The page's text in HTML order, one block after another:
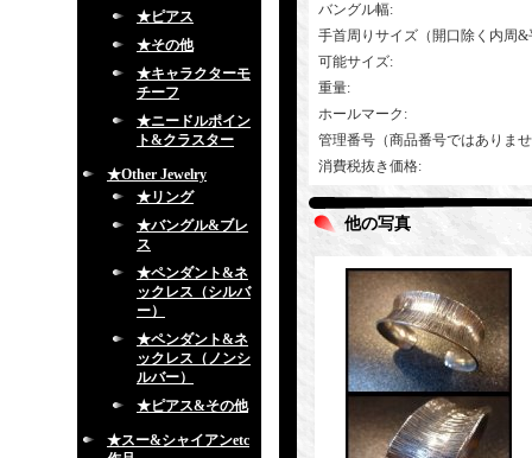
★ピアス
★その他
★キャラクターモ
チーフ
★ニードルポイン
ト&クラスター
★Other Jewelry
★リング
★バングル&ブレ
ス
★ペンダント&ネ
ックレス（シルバ
ー）
★ペンダント&ネ
ックレス（ノンシ
ルバー）
★ピアス&その他
★スー&シャイアンetc
バングル幅:
手首周りサイズ（開口除く内周&
可能サイズ:
重量:
ホールマーク :
管理番号（商品番号ではありま
消費税抜き価格:
他の写真